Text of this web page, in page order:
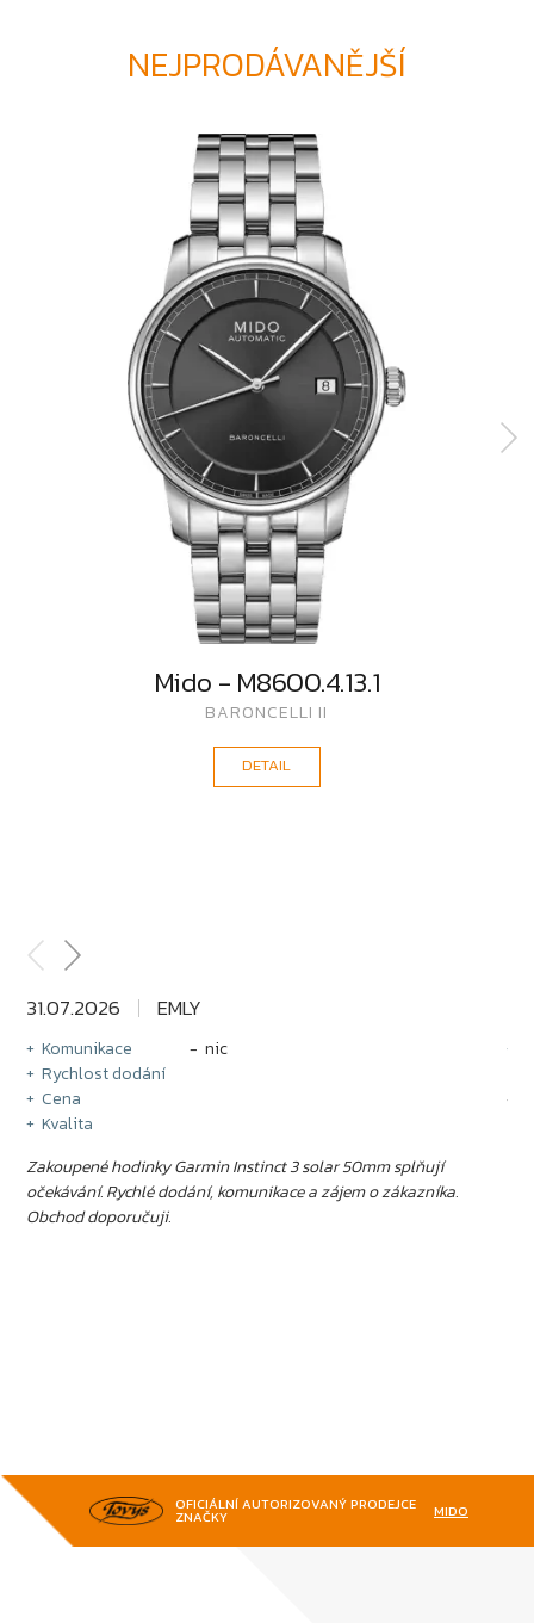
NEJPRODÁVANĚJŠÍ
Mido - M8600.4.13.1
BARONCELLI II
DETAIL
31.07.2026 EMLY
Komunikace
Rychlost dodání
Cena
Kvalita
nic
Zakoupené hodinky Garmin Instinct 3 solar 50mm splňují
očekávání. Rychlé dodání, komunikace a zájem o zákazníka.
Obchod doporučuji.
OFICIÁLNÍ AUTORIZOVANÝ PRODEJCE
ZNAČKY MIDO